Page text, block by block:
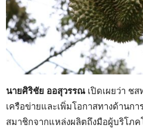
นายศิริชัย ออสุวรรณ เปิดเผยว่า ช
เครือข่ายและเพิ่มโอกาสทางด้านก
สมาชิกจากแหล่งผลิตถึงมือผู้บริโภ